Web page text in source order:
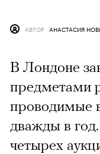
АВТОР АНАСТАСИЯ
В Лондоне
предметами
проводимые
дважды в
четырех